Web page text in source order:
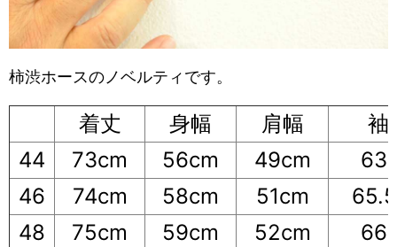
柿渋ホースのノベルティです。
着丈 身幅 肩幅
袖
44
73cm 56cm 49cm
46
74cm 58cm 51cm
48
75cm 59cm 52cm